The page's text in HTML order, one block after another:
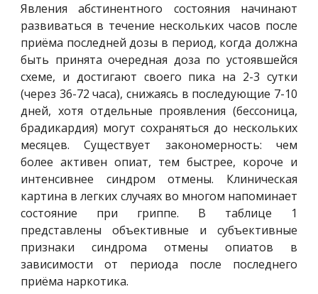
Явления абстинентного состояния начинают
развиваться в течение нескольких часов после
приёма последней дозы в период, когда должна
быть принята очередная доза по устоявшейся
схеме, и достигают своего пика на 2-3 сутки
(через 36-72 часа), снижаясь в последующие 7-10
дней, хотя отдельные проявления (бессоница,
брадикардия) могут сохраняться до нескольких
месяцев. Существует закономерность: чем
более активен опиат, тем быстрее, короче и
интенсивнее синдром отмены. Клиническая
картина в легких случаях во многом напоминает
состояние при гриппе. В таблице 1
представлены объективные и субъективные
признаки синдрома отмены опиатов в
зависимости от периода после последнего
приёма наркотика.